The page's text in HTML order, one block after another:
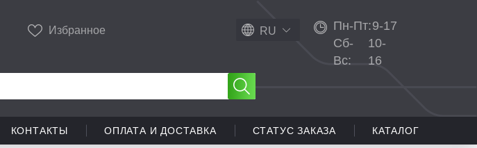
Избранное RU Пн-Пт:9-17
Сб-
Вс:
10-
16
КОНТАКТЫ ОПЛАТА И ДОСТАВКА СТАТУС ЗАКАЗА КАТАЛОГ